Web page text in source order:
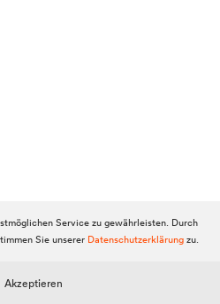
Service zu gewährleisten. Durch
Sie unserer Datenschutzerklärungzu.
Akzeptieren